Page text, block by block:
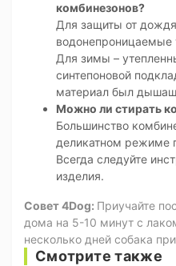
комбинезонов?
Для защиты от
водонепроницаемые
Для зимы –
синтепоновой
материал был
Можно ли стирать
Большинство
деликатном режиме
Всегда следуйте
изделия.
Совет 4Dog: Приучайте
дома на 5-10 минут с
несколько дней собака
Смотрите также